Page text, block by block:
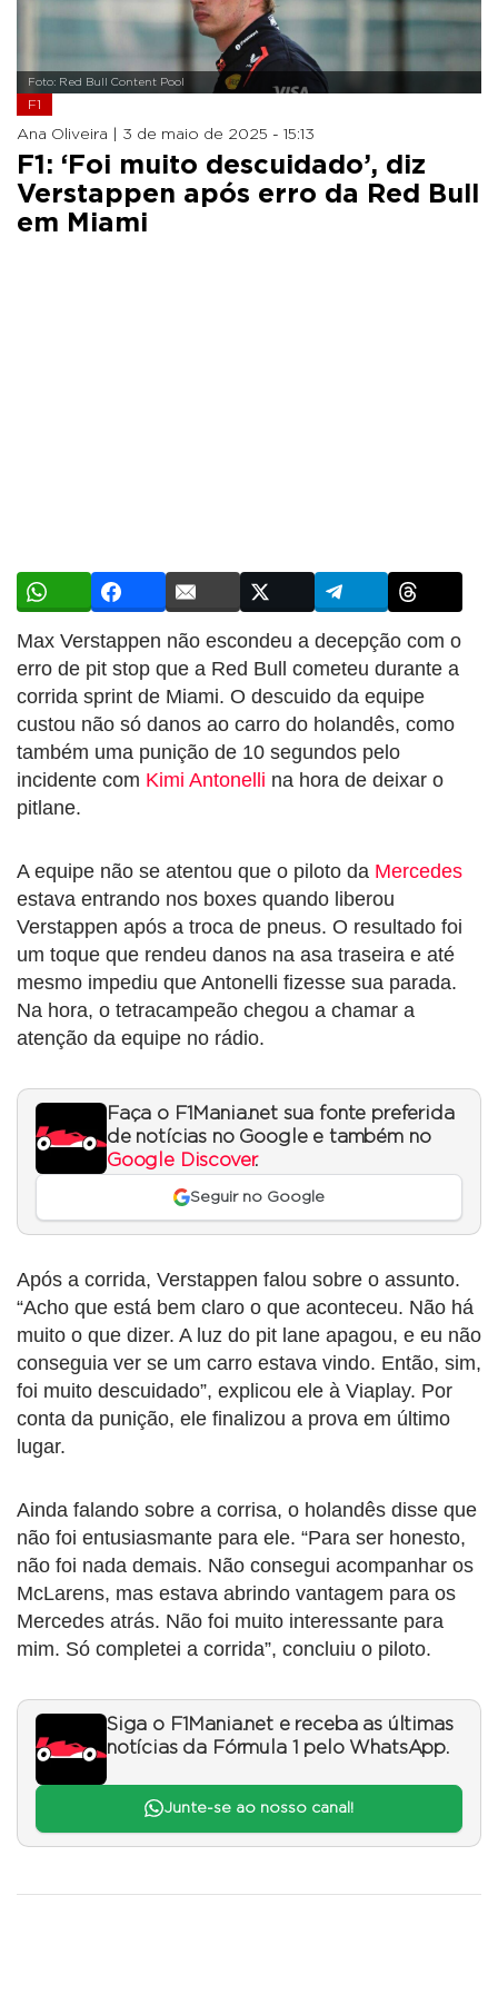
Foto: Red Bull Content Pool
F1
Ana Oliveira | 3 de maio de 2025 - 15:13
F1: ‘Foi muito descuidado’, diz
Verstappen após erro da Red Bull
em Miami
Max Verstappen não escondeu a decepção com o
erro de pit stop que a Red Bull cometeu durante a
corrida sprint de Miami. O descuido da equipe
custou não só danos ao carro do holandês, como
também uma punição de 10 segundos pelo
incidente com Kimi Antonelli na hora de deixar o
pitlane.
A equipe não se atentou que o piloto da Mercedes
estava entrando nos boxes quando liberou
Verstappen após a troca de pneus. O resultado foi
um toque que rendeu danos na asa traseira e até
mesmo impediu que Antonelli fizesse sua parada.
Na hora, o tetracampeão chegou a chamar a
atenção da equipe no rádio.
Faça o F1Mania.net sua fonte preferida
de notícias no Google e também no
Google Discover.
Seguir no Google
Após a corrida, Verstappen falou sobre o assunto.
“Acho que está bem claro o que aconteceu. Não há
muito o que dizer. A luz do pit lane apagou, e eu não
conseguia ver se um carro estava vindo. Então, sim,
foi muito descuidado”, explicou ele à Viaplay. Por
conta da punição, ele finalizou a prova em último
lugar.
Ainda falando sobre a corrisa, o holandês disse que
não foi entusiasmante para ele. “Para ser honesto,
não foi nada demais. Não consegui acompanhar os
McLarens, mas estava abrindo vantagem para os
Mercedes atrás. Não foi muito interessante para
mim. Só completei a corrida”, concluiu o piloto.
Siga o F1Mania.net e receba as últimas
notícias da Fórmula 1 pelo WhatsApp.
Junte-se ao nosso canal!